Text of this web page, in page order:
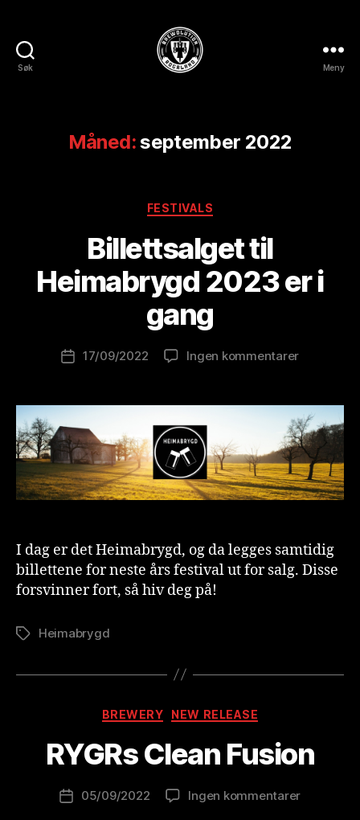
Søk Meny
Måned:september 2022
Kategorier
FESTIVALS
Billettsalget til
Heimabrygd 2023 er i
gang
Innleggsforfatter
v
B
r
l
o
is
t
Publiseringsdato
17/09/2022 Ingen kommentarertil
2023
er
i
gang
I dag er det Heimabrygd, og da legges samtidig
billettene for neste års festival ut for salg. Disse
forsvinner fort, så hiv deg på!
StikkordHeimabrygd
Kategorier
BREWERY NEW RELEASE
RYGRs Clean Fusion
Innleggsforfatter
A
B
r
l
Publiseringsdato
05/09/2022 Ingen kommentarertil